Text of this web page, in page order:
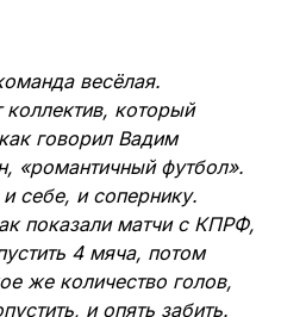
весёлая.
коллектив, который
говорил Вадим